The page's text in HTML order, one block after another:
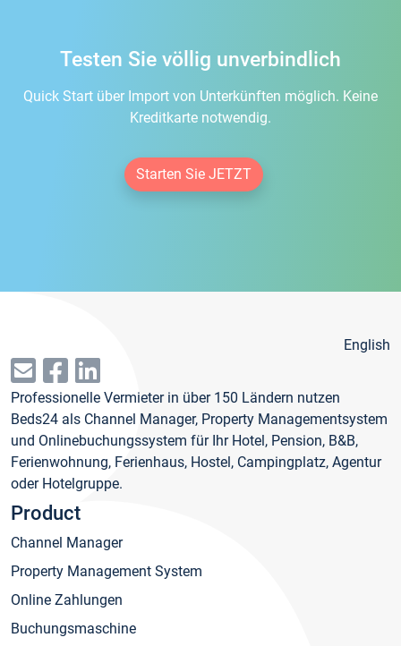
Testen Sie völlig unverbindlich
Quick Start über Import von Unterkünften möglich. Keine
Kreditkarte notwendig.
Starten Sie JETZT
English
Professionelle Vermieter in über 150 Ländern nutzen
Beds24 als Channel Manager, Property Managementsystem
und Onlinebuchungssystem für Ihr Hotel, Pension, B&B,
Ferienwohnung, Ferienhaus, Hostel, Campingplatz, Agentur
oder Hotelgruppe.
Product
Channel Manager
Property Management System
Online Zahlungen
Buchungsmaschine